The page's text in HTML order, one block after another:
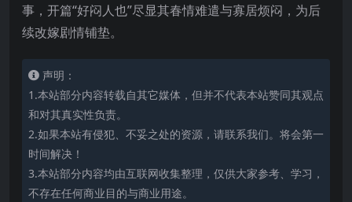
事，开篇“好闷人也”尽显其春情难遣与寡居烦闷，为后
续改嫁剧情铺垫。
声明：
1.本站部分内容转载自其它媒体，但并不代表本站赞同其观点
和对其真实性负责。
2.如果本站有侵犯、不妥之处的资源，请联系我们。将会第一
时间解决！
3.本站部分内容均由互联网收集整理，仅供大家参考、学习，
不存在任何商业目的与商业用途。